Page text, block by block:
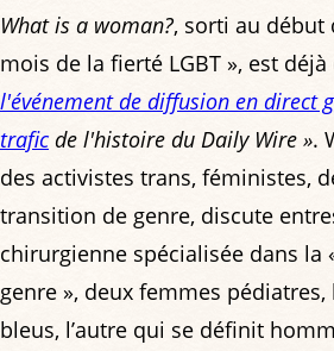
What is a woman?, sorti au début
mois de la fierté LGBT », est déjà
l'événement de diffusion en direct
traficde l'histoire du Daily Wire ».
des activistes trans, féministes,
transition de genre, discute
chirurgienne spécialisée dans la
genre », deux femmes pédiatres,
bleus, l’autre qui se définit